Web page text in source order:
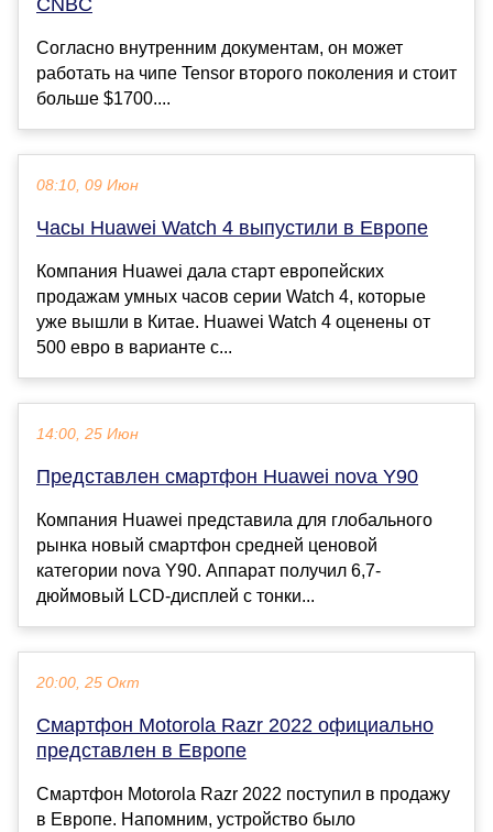
CNBC
Согласно внутренним документам, он может
работать на чипе Tensor второго поколения и стоит
больше $1700....
08:10, 09 Июн
Часы Huawei Watch 4 выпустили в Европе
Компания Huawei дала старт европейских
продажам умных часов серии Watch 4, которые
уже вышли в Китае. Huawei Watch 4 оценены от
500 евро в варианте с...
14:00, 25 Июн
Представлен смартфон Huawei nova Y90
Компания Huawei представила для глобального
рынка новый смартфон средней ценовой
категории nova Y90. Аппарат получил 6,7-
дюймовый LCD-дисплей с тонки...
20:00, 25 Окт
Смартфон Motorola Razr 2022 официально
представлен в Европе
Смартфон Motorola Razr 2022 поступил в продажу
в Европе. Напомним, устройство было